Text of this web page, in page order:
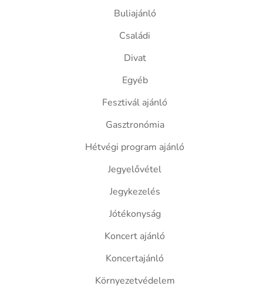
Buliajánló
Családi
Divat
Egyéb
Fesztivál ajánló
Gasztronómia
Hétvégi program ajánló
Jegyelővétel
Jegykezelés
Jótékonyság
Koncert ajánló
Koncertajánló
Környezetvédelem